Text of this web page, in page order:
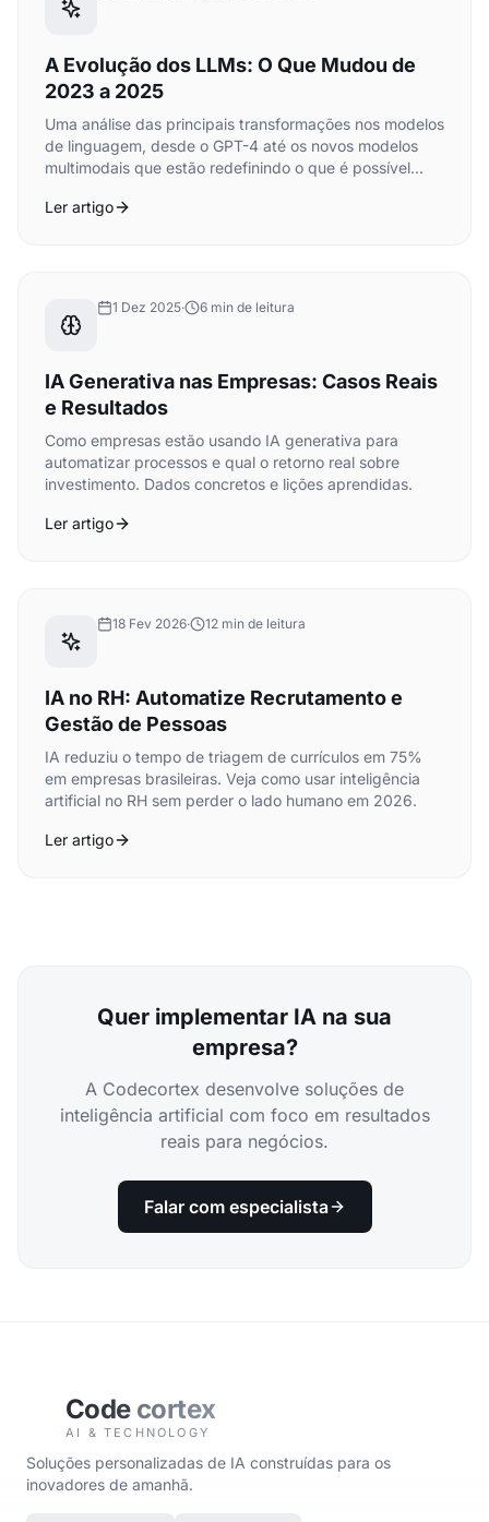
A Evolução dos LLMs: O Que Mudou de
2023 a 2025
Uma análise das principais transformações nos modelos
de linguagem, desde o GPT-4 até os novos modelos
multimodais que estão redefinindo o que é possível
Ler artigo
1 Dez 2025· 6 min de leitura
IA Generativa nas Empresas: Casos Reais
e Resultados
Como empresas estão usando IA generativa para
automatizar processos e qual o retorno real sobre
investimento. Dados concretos e lições aprendidas.
Ler artigo
18 Fev 2026· 12 min de leitura
IA no RH: Automatize Recrutamento e
Gestão de Pessoas
IA reduziu o tempo de triagem de currículos em 75%
em empresas brasileiras. Veja como usar inteligência
artificial no RH sem perder o lado humano em 2026.
Ler artigo
Quer implementar IA na sua
empresa?
A Codecortex desenvolve soluções de
inteligência artificial com foco em resultados
reais para negócios.
Falar com especialista
Code cortex
AI & TECHNOLOGY
Soluções personalizadas de IA construídas para os
inovadores de amanhã.